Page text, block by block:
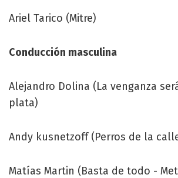
Ariel Tarico (Mitre)
Conducción masculina
Alejandro Dolina (La venganza
plata)
Andy kusnetzoff (Perros de la
Matías Martin (Basta de todo -